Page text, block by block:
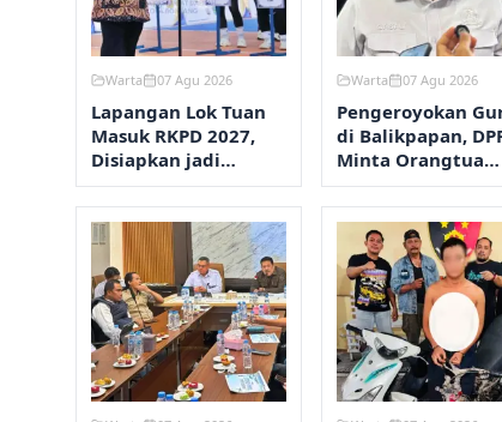
Warta 07 Agu 2026
Lapangan Lok Tuan
Masuk RKPD 2027,
Disiapkan jadi
Kawasan Olahraga
Terpadu
Warta 07 Agu 2026
Pengeroyokan
di Balikpapan,
Minta Orangtua
Perketat
Pengawasan Anak